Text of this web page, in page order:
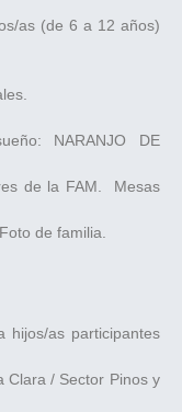
as (de 6 a 12 años)
NARANJO DE
de la FAM. Mesas
de familia.
hijos/as participantes
Clara / Sector Pinos y